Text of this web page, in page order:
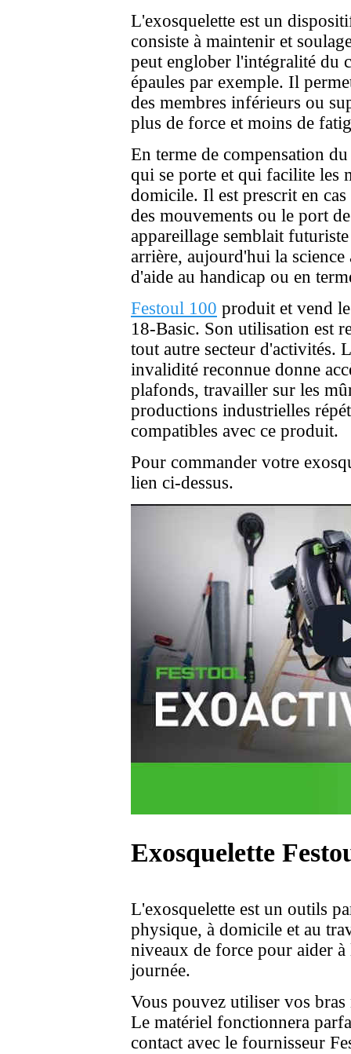
L'exosquelette est un
consiste à maintenir et
peut englober l'intégralité du
épaules par exemple. Il
des membres inférieurs ou
plus de force et moins de
En terme de compensation
qui se porte et qui facilite les
domicile. Il est prescrit en
des mouvements ou le port
appareillage semblait
arrière, aujourd'hui la science
d'aide au handicap ou en
Festoul 100 produit et vend
18-Basic. Son utilisation est
tout autre secteur d'activités.
invalidité reconnue donne
plafonds, travailler sur les
productions industrielles
compatibles avec ce produit.
Pour commander votre
lien ci-dessus.
Exosquelette
L'exosquelette est un outils
physique, à domicile et au
niveaux de force pour aider
journée.
Vous pouvez utiliser vos bras
Le matériel fonctionnera
contact avec le fournisseur